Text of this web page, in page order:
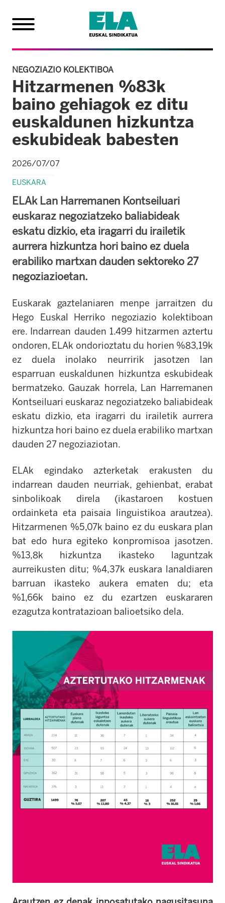
NEGOZIAZIO KOLEKTIBOA
Hitzarmenen %83k
baino gehiagok ez ditu
euskaldunen hizkuntza
eskubideak babesten
2026/07/07
EUSKARA
ELAk Lan Harremanen Kontseiluari
euskaraz negoziatzeko baliabideak
eskatu dizkio, eta iragarri du irailetik
aurrera hizkuntza hori baino ez duela
erabiliko martxan dauden sektoreko 27
negoziazioetan.
Euskarak gaztelaniaren menpe jarraitzen du
Hego Euskal Herriko negoziazio kolektiboan
ere. Indarrean dauden 1.499 hitzarmen aztertu
ondoren, ELAk ondorioztatu du horien %83,19k
ez duela inolako neurririk jasotzen lan
esparruan euskaldunen hizkuntza eskubideak
bermatzeko. Gauzak horrela, Lan Harremanen
Kontseiluari euskaraz negoziatzeko baliabideak
eskatu dizkio, eta iragarri du irailetik aurrera
hizkuntza hori baino ez duela erabiliko martxan
dauden 27 negoziaziotan.
ELAk egindako azterketak erakusten du
indarrean dauden neurriak, gehienbat, erabat
sinbolikoak direla (ikastaroen kostuen
ordainketa eta paisaia linguistikoa arautzea).
Hitzarmenen %5,07k baino ez du euskara plan
bat edo hura egiteko konpromisoa jasotzen.
%13,8k hizkuntza ikasteko laguntzak
aurreikusten ditu; %4,37k euskara lanaldiaren
barruan ikasteko aukera ematen du; eta
%1,66k baino ez du ezartzen euskararen
ezagutza kontratazioan balioetsiko dela.